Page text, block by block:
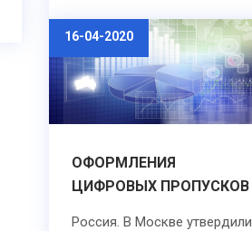
16-04-2020
ОФОРМЛЕНИЯ
ЦИФРОВЫХ ПРОПУСКОВ
Россия. В Москве утвердили